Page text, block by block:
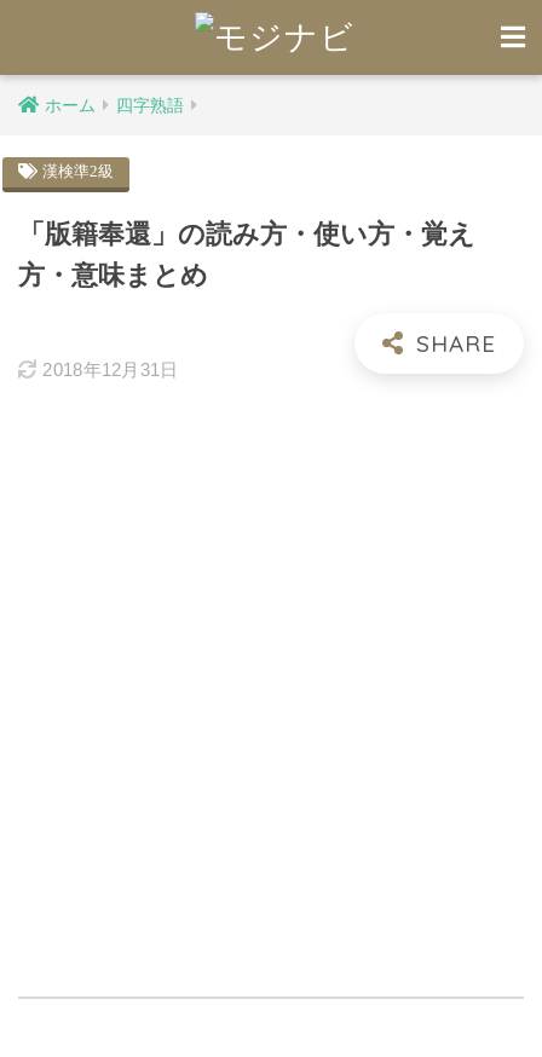
ホーム 四字熟語
漢検準2級
「版籍奉還」の読み方・使い方・覚え
方・意味まとめ
2018年12月31日